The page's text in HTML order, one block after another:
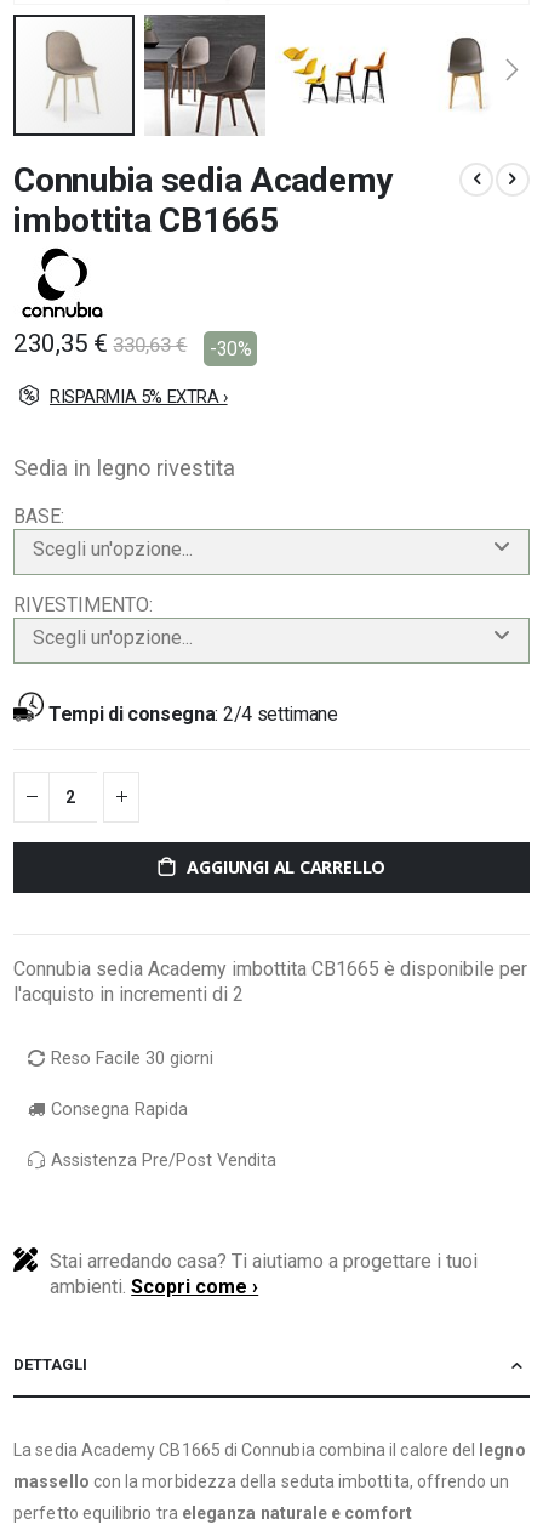
all'inizio
della
galleria
immagini
Connubia sedia Academy
imbottita CB1665
230,35 € 330,63 € -30%
RISPARMIA 5% EXTRA ›
Sedia in legno rivestita
BASE
Scegli un'opzione...
RIVESTIMENTO
Scegli un'opzione...
Tempi di consegna: 2/4 settimane
AGGIUNGI AL CARRELLO
Connubia sedia Academy imbottita CB1665 è disponibile per
l'acquisto in incrementi di 2
Reso Facile 30 giorni
Consegna Rapida
Assistenza Pre/Post Vendita
Stai arredando casa? Ti aiutiamo a progettare i tuoi
ambienti.Scopri come ›
DETTAGLI
La sedia Academy CB1665 di Connubia combina il calore del
legno
massello con la morbidezza della seduta imbottita, offrendo un
perfetto equilibrio tra eleganza naturale e comfort